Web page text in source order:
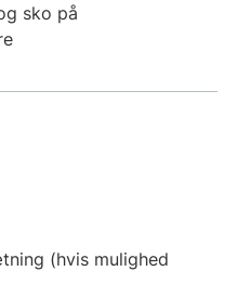
sko på
(hvis mulighed